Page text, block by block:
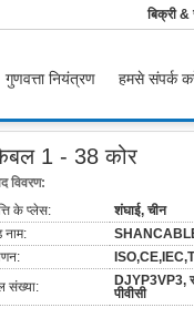
बिक्री &
गुणवत्ता नियंत्रण हमसे संपर्क
1 - 38 कोर
विवरण:
के प्लेस:
शंघाई, चीन
नाम:
संख्या:
DJYP3VP3,
पीवीसी